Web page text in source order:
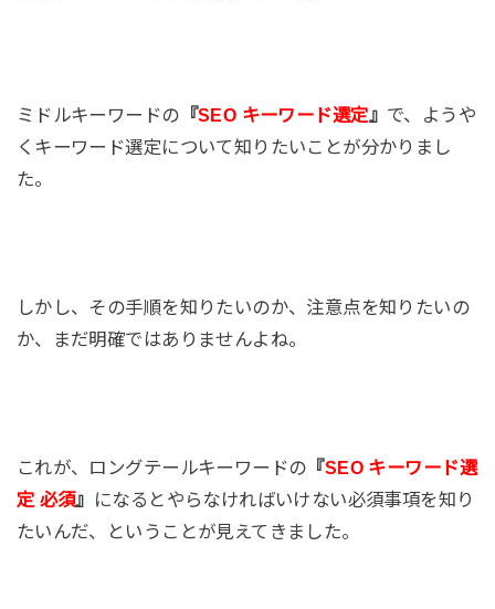
ミドルキーワードの 『SEO キーワード選定』 で、ようや
くキーワード選定について知りたいことが分かりまし
た。
しかし、その手順を知りたいのか、注意点を知りたいの
か、まだ明確ではありませんよね。
これが、ロングテールキーワードの 『SEO キーワード選
定 必須』
になるとやらなければいけない必須事項を知り
たいんだ、ということが見えてきました。